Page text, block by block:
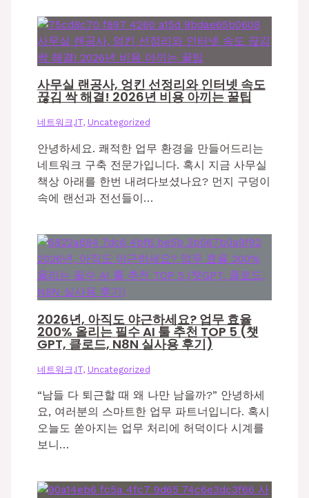
사무실 랜공사, 엉킨 선정리와 인터넷 속도
끊김 싹 해결! 2026년 비용 아끼는 꿀팁
네트워크,IT, Uncategorized
안녕하세요. 쾌적한 업무 환경을 만들어드리는
네트워크 구축 전문가입니다. 혹시 지금 사무실
책상 아래를 한번 내려다보셨나요? 먼지 구덩이
속에 랜선과 전선들이…
2026년, 아직도 야근하세요? 업무 효율
200% 올리는 필수 AI 툴 추천 TOP 5 (챗
GPT, 클로드, N8N 실사용 후기)
네트워크,IT, Uncategorized
“남들 다 퇴근할 때 왜 나만 남을까?” 안녕하세
요, 여러분의 스마트한 업무 파트너입니다. 혹시
오늘도 쏟아지는 업무 처리에 허덕이다 시계를
보니…